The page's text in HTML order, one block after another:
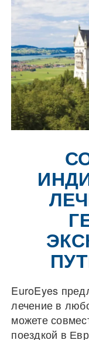
EuroEyes
лечение в
можете
поездкой в